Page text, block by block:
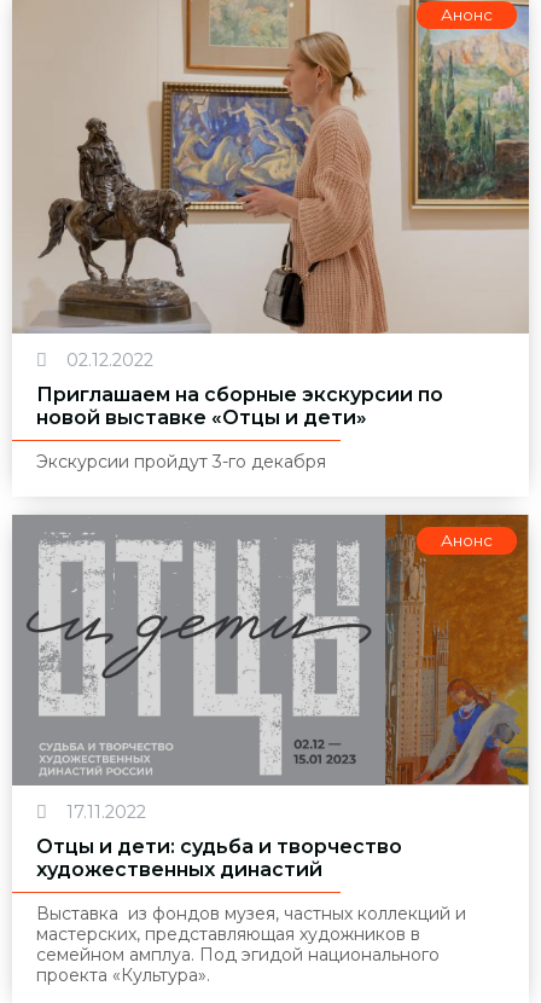
Анонс
02.12.2022
Приглашаем на сборные экскурсии по
новой выставке «Отцы и дети»
Экскурсии пройдут 3-го декабря
Анонс
17.11.2022
Отцы и дети: судьба и творчество
художественных династий
Выставка из фондов музея, частных коллекций и
мастерских, представляющая художников в
семейном амплуа. Под эгидой национального
проекта «Культура».